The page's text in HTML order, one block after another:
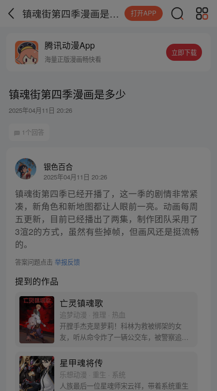
镇魂街第四季漫画是多少 打开APP
腾讯动漫App
海量正版漫画畅快看
立即下载
镇魂街第四季漫画是多少
2025年04月11日 20:26
1个回答
银色百合
2025年04月11日 20:26
镇魂街第四季已经开播了，这一季的剧情非常紧
凑，新角色和新地图都让人眼前一亮。动画每周
五更新，目前已经播出了两集，制作团队采用了
3渲2的方式，虽然有些掉帧，但画风还是挺流畅
的。
答案问题点击 举报反馈
提到的作品
亡灵镇魂歌
追梦动漫 · 推理 · 热血
开膛手杰克是萝莉！科林为救被绑架的女
友，听从命令炸了一辆公交车，被警察追入
救。“你是谁？”“我是开膛手杰克，我将成为
你的英灵。”
星甲魂将传
乐想动漫 · 重生 · 系统
人族最后一位星魂师宋云祥，带着系统重生